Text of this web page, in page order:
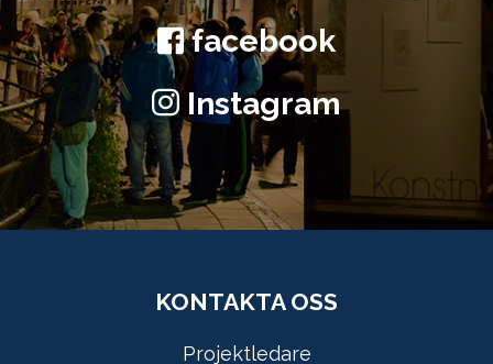
facebook
Instagram
KONTAKTA OSS
Projektledare